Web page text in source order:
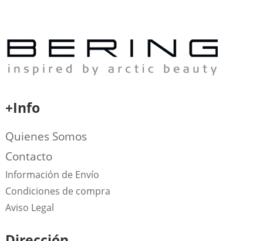
+Info
Quienes Somos
Contacto
Información de Envío
Condiciones de compra
Aviso Legal